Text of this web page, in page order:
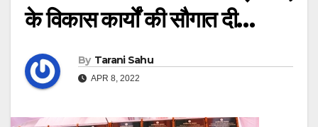
के विकास कार्यों की सौगात दी…
By Tarani Sahu
APR 8, 2022